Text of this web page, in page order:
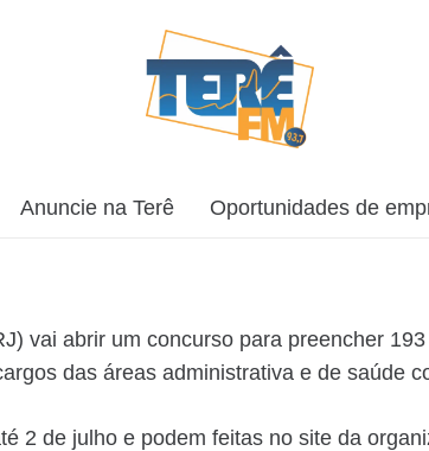
Anuncie na Terê Oportunidades de
vai abrir um concurso para preencher
das áreas administrativa e de saúde
2 de julho e podem feitas no site da